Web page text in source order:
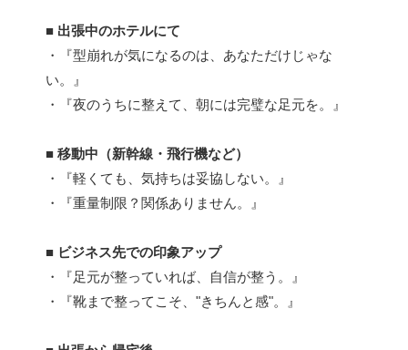
■ 出張中のホテルにて
・『型崩れが気になるのは、あなただけじゃな
い。』
・『夜のうちに整えて、朝には完璧な足元を。』
■ 移動中（新幹線・飛行機など）
・『軽くても、気持ちは妥協しない。』
・『重量制限？関係ありません。』
■ ビジネス先での印象アップ
・『足元が整っていれば、自信が整う。』
・『靴まで整ってこそ、"きちんと感"。』